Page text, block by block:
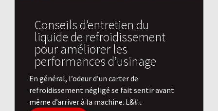
Conseils d’entretien du
liquide de refroidissement
pour améliorer les
performances d’usinage
En général, l’odeur d’un carter de
refroidissement négligé se fait sentir avant
même d’arriver à la machine. L&#...